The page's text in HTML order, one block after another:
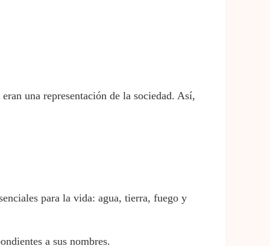
una representación de la sociedad. Así,
para la vida: agua, tierra, fuego y
a sus nombres.